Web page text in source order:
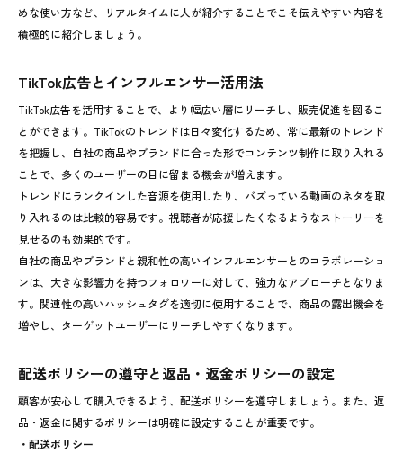
めな使い方など、リアルタイムに人が紹介することでこそ伝えやすい内容を
積極的に紹介しましょう。
TikTok広告とインフルエンサー活用法
TikTok広告を活用することで、より幅広い層にリーチし、販売促進を図るこ
とができます。TikTokのトレンドは日々変化するため、常に最新のトレンド
を把握し、自社の商品やブランドに合った形でコンテンツ制作に取り入れる
ことで、多くのユーザーの目に留まる機会が増えます。
トレンドにランクインした音源を使用したり、バズっている動画のネタを取
り入れるのは比較的容易です。視聴者が応援したくなるようなストーリーを
見せるのも効果的です。
自社の商品やブランドと親和性の高いインフルエンサーとのコラボレーショ
ンは、大きな影響力を持つフォロワーに対して、強力なアプローチとなりま
す。関連性の高いハッシュタグを適切に使用することで、商品の露出機会を
増やし、ターゲットユーザーにリーチしやすくなります。
配送ポリシーの遵守と返品・返金ポリシーの設定
顧客が安心して購入できるよう、配送ポリシーを遵守しましょう。また、返
品・返金に関するポリシーは明確に設定することが重要です。
・配送ポリシー